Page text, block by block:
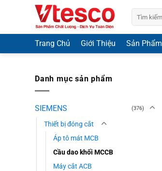
kiếm:
Trang Chủ Giới Thiệu Sản Phẩm
Danh mục sản phẩm
SIEMENS (376)
Thiết bị đóng cắt
Áp tô mát MCB
Cầu dao khối MCCB
Máy cắt ACB